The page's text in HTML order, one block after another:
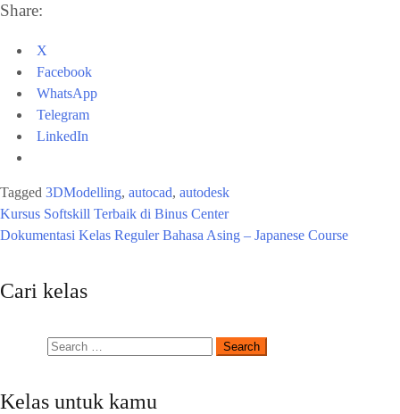
Share:
X
Facebook
WhatsApp
Telegram
LinkedIn
Tagged 3DModelling, autocad, autodesk
Kursus Softskill Terbaik di Binus Center
Dokumentasi Kelas Reguler Bahasa Asing – Japanese Course
Cari kelas
Kelas untuk kamu